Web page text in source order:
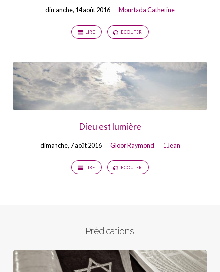
dimanche, 14 août 2016 Mourtada Catherine
LIRE ECOUTER
Dieu est lumière
dimanche, 7 août 2016 Gloor Raymond 1 Jean
LIRE ECOUTER
Prédications